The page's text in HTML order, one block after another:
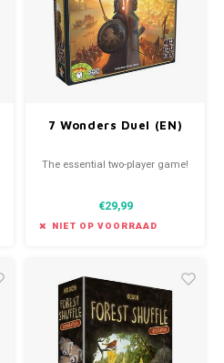
7 Wonders Duel (EN)
The essential two-player game!
€29,99
NIET OP VOORRAAD